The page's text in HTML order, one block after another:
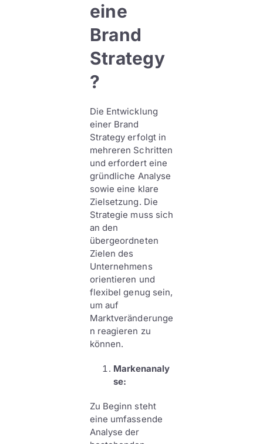
eine
Brand
Strategy
?
Die Entwicklung
einer Brand
Strategy erfolgt in
mehreren Schritten
und erfordert eine
gründliche Analyse
sowie eine klare
Zielsetzung. Die
Strategie muss sich
an den
übergeordneten
Zielen des
Unternehmens
orientieren und
flexibel genug sein,
um auf
Marktveränderunge
n reagieren zu
können.
Markenanaly
se:
Zu Beginn steht
eine umfassende
Analyse der